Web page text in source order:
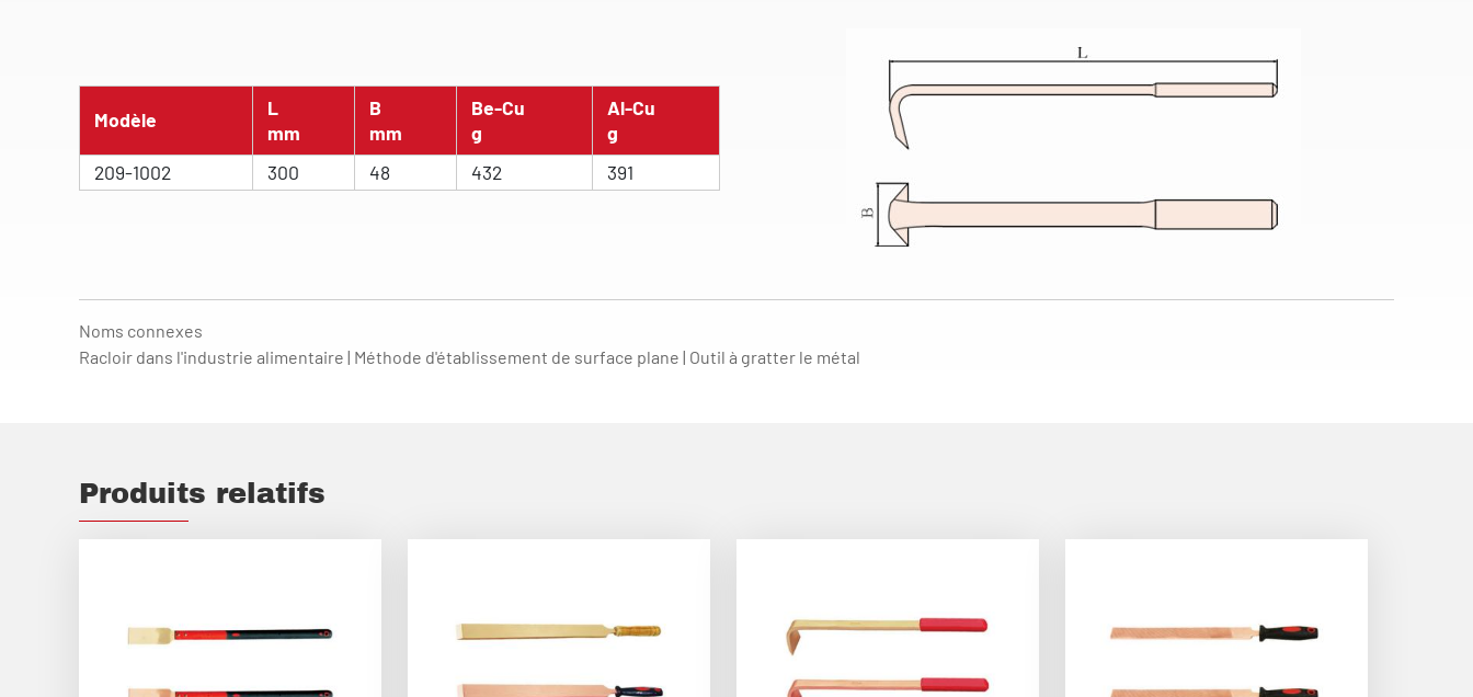
Modèle
L
mm
B
mm
Be-Cu
g
Al-Cu
g
209-1002
300 48 432 391
Noms connexes
Racloir dans l'industrie alimentaire | Méthode d'établissement de surface plane | Outil à gratter le métal
Produits relatifs